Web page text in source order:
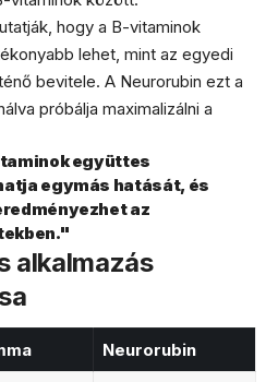
hogy a B-vitaminok
lehet, mint az egyedi
bevitele. A Neurorubin ezt a
próbálja maximalizálni a
együttes
egymás hatását, és
az
alkalmazás
Neurorubin